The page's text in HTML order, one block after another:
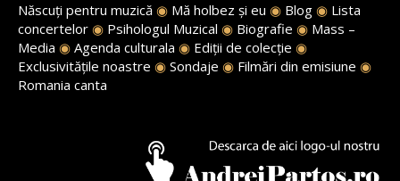
Născuți pentru muzică ◉ Mă holbez și eu ◉ Blog ◉ Lista
concertelor ◉ Psihologul Muzical ◉ Biografie ◉ Mass –
Media ◉ Agenda culturala ◉ Ediții de colecție ◉
Exclusivitățile noastre ◉ Sondaje ◉ Filmări din emisiune ◉
Romania canta